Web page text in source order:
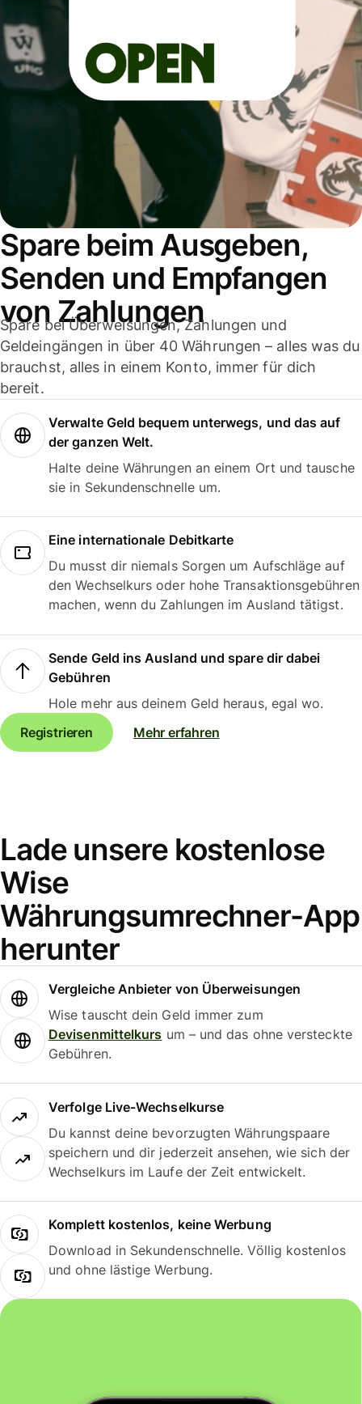
Spare beim Ausgeben,
Senden und Empfangen
von Zahlungen
Spare bei Überweisungen, Zahlungen und
Geldeingängen in über 40 Währungen – alles was du
brauchst, alles in einem Konto, immer für dich
bereit.
Verwalte Geld bequem unterwegs, und das auf
der ganzen Welt.
Halte deine Währungen an einem Ort und tausche
sie in Sekundenschnelle um.
Eine internationale Debitkarte
Du musst dir niemals Sorgen um Aufschläge auf
den Wechselkurs oder hohe Transaktionsgebühren
machen, wenn du Zahlungen im Ausland tätigst.
Sende Geld ins Ausland und spare dir dabei
Gebühren
Hole mehr aus deinem Geld heraus, egal wo.
Registrieren
Mehr erfahren
Lade unsere kostenlose
Wise
Währungsumrechner-App
herunter
Vergleiche Anbieter von Überweisungen
Wise tauscht dein Geld immer zum
Devisenmittelkurs um – und das ohne versteckte
Gebühren.
Verfolge Live-Wechselkurse
Du kannst deine bevorzugten Währungspaare
speichern und dir jederzeit ansehen, wie sich der
Wechselkurs im Laufe der Zeit entwickelt.
Komplett kostenlos, keine Werbung
Download in Sekundenschnelle. Völlig kostenlos
und ohne lästige Werbung.